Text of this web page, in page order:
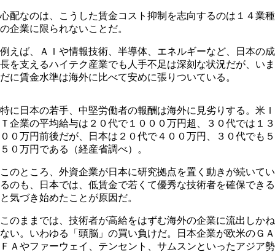
心配なのは、こうした賃金コスト抑制を志向するのは１４業種
の企業に限られないことだ。
例えば、ＡＩや情報技術、半導体、エネルギーなど、日本の成
長を支えるハイテク産業でも人手不足は深刻な状況だが、いま
だに賃金水準は海外に比べて安めに張りついている。
特に日本の若手、中堅労働者の報酬は海外に見劣りする。米Ｉ
Ｔ企業の平均給与は２０代で１０００万円超、３０代では１３
００万円前後だが、日本は２０代で４００万円、３０代でも５
５０万円である（経産省調べ）。
このところ、外資企業が日本に研究拠点を置く動きが続いてい
るのも、日本では、低賃金で若くて優秀な技術者を確保できる
と気づき始めたことが原因だ。
このままでは、技術者が高給をはずむ海外の企業に流出しかね
ない。いわゆる「頭脳」の買い負けだ。日本企業が欧米のＧＡ
ＦＡやファーウェイ、テンセント、サムスンといったアジア勢